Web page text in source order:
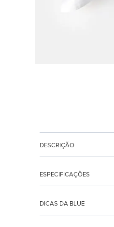
DESCRIÇÃO
ESPECIFICAÇÕES
DICAS DA BLUE